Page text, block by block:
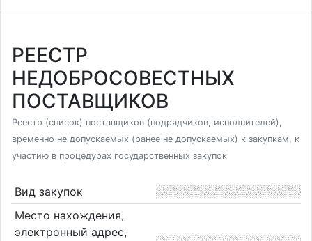
РЕЕСТР
НЕДОБРОСОВЕСТНЫХ
ПОСТАВЩИКОВ
Реестр (список) поставщиков (подрядчиков, исполнителей),
временно не допускаемых (ранее не допускаемых) к закупкам, к
участию в процедурах государственных закупок
Вид закупок
Место нахождения,
электронный адрес,